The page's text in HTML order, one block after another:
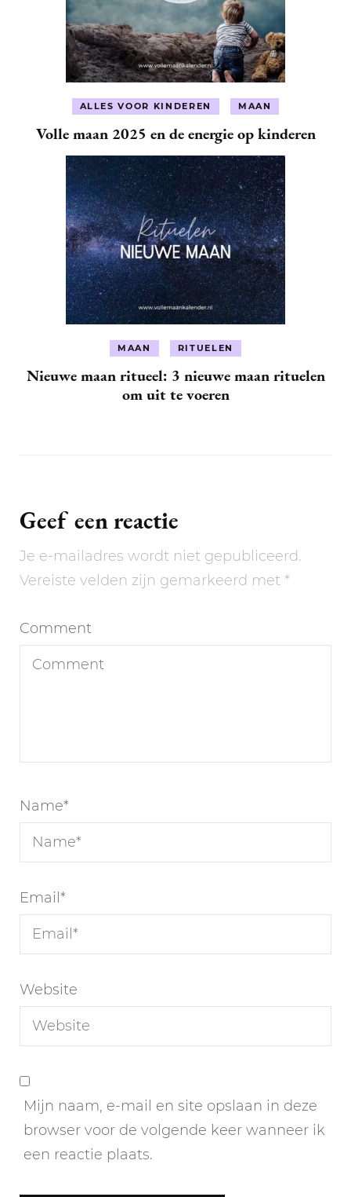
ALLES VOOR KINDEREN MAAN
Volle maan 2025 en de energie op kinderen
MAAN RITUELEN
Nieuwe maan ritueel: 3 nieuwe maan rituelen
om uit te voeren
Geef een reactie
Je e-mailadres wordt niet gepubliceerd.
Vereiste velden zijn gemarkeerd met *
Comment
Name*
Email *
Website
Mijn naam, e-mail en site opslaan in deze
browser voor de volgende keer wanneer ik
een reactie plaats.